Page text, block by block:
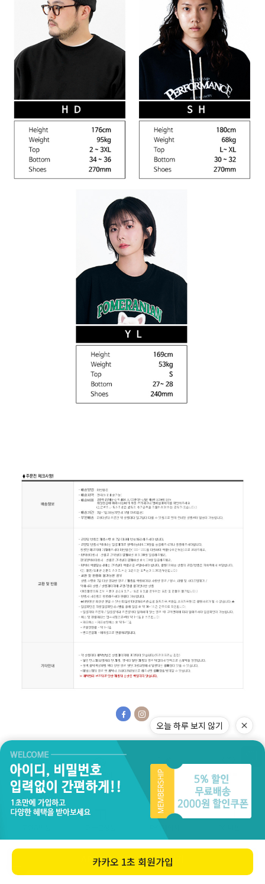
질문과답변 상품문의 상품후기 이벤트
마이페이지
APP 다운로드 연결 바로가기
오늘 하루 보지 않기